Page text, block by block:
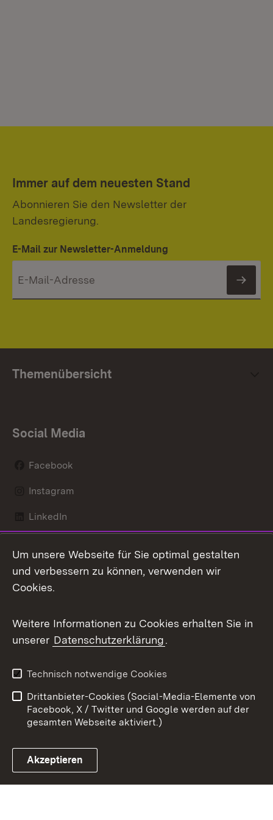
Immer auf dem neuesten Stand
Abonnieren Sie den Newsletter der
Landesregierung.
E-Mail zur Newsletter-Anmeldung
Themenübersicht
Social Media
Facebook
Instagram
LinkedIn
X / Twitter
Youtube
Link zum Landesportal
Kontakt
Datenschutz
Barrierefreiheit
Impressum
Cookies
Um unsere Webseite für Sie optimal gestalten
und verbessern zu können, verwenden wir
Cookies.
Weitere Informationen zu Cookies erhalten Sie in
unserer Datenschutzerklärung.
Technisch notwendige Cookies
Drittanbieter-Cookies (Social-Media-Elemente von
Facebook, X / Twitter und Google werden auf der
gesamten Webseite aktiviert.)
Akzeptieren